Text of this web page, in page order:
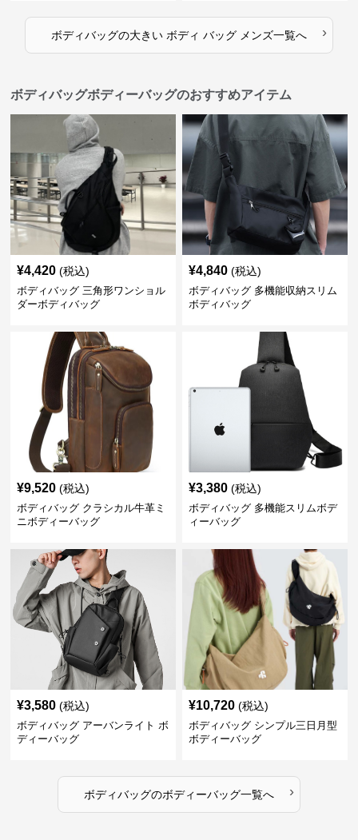
ボディバッグの大きい ボディ バッグ メンズ一覧へ ›
ボディバッグボディーバッグのおすすめアイテム
¥4,420 (税込)
ボディバッグ 三角形ワンショル
ダーボディバッグ
¥4,840 (税込)
ボディバッグ 多機能収納スリム
ボディバッグ
¥9,520 (税込)
ボディバッグ クラシカル牛革ミ
ニボディーバッグ
¥3,380 (税込)
ボディバッグ 多機能スリムボデ
ィーバッグ
¥3,580 (税込)
ボディバッグ アーバンライト ボ
ディーバッグ
¥10,720 (税込)
ボディバッグ シンプル三日月型
ボディーバッグ
ボディバッグのボディーバッグ一覧へ ›